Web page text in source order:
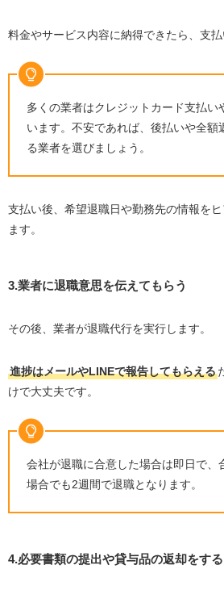
料金やサービス内容に納得できたら、支払
多くの業者はクレジットカード支払い
います。不安であれば、後払いや全額
る業者を選びましょう。
支払い後、希望退職日や勤務先の情報を
ます。
3.業者に退職意思を伝えてもらう
その後、業者が退職代行を実行します。
進捗はメールやLINEで報告してもらえる
けで大丈夫です。
会社が退職に合意した場合は即日で、
場合でも2週間で退職となります。
4.必要書類の提出や貸与品の返却をする